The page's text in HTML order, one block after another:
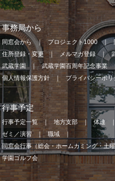
事務局から
同窓会から プロジェクト1000
住所登録・変更
メルマガ登録
武蔵学園
武蔵学園百周年記念事業
個人情報保護方針
プライバシーポリ
行事予定
行事予定一覧 地方支部 体連
ゼミ／演習
職域
同窓会行事（総会・ホームカミング・土
学園ゴルフ会